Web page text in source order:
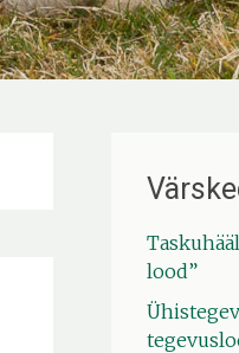
lood”